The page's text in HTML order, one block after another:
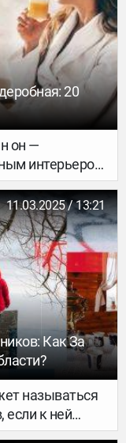
зависимости
20
он —
интерьером
чтобы был
внукам можно
как-то
на всю
11.03.2025 / 13:21
Как За
называться
к ней
настоящий